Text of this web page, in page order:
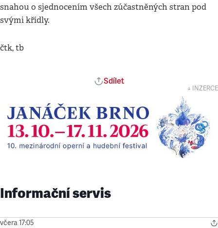
snahou o sjednocením všech zúčastněných stran pod
svými křídly.
čtk, tb
Sdílet
↓ INZERCE
Informační servis
včera 17:05